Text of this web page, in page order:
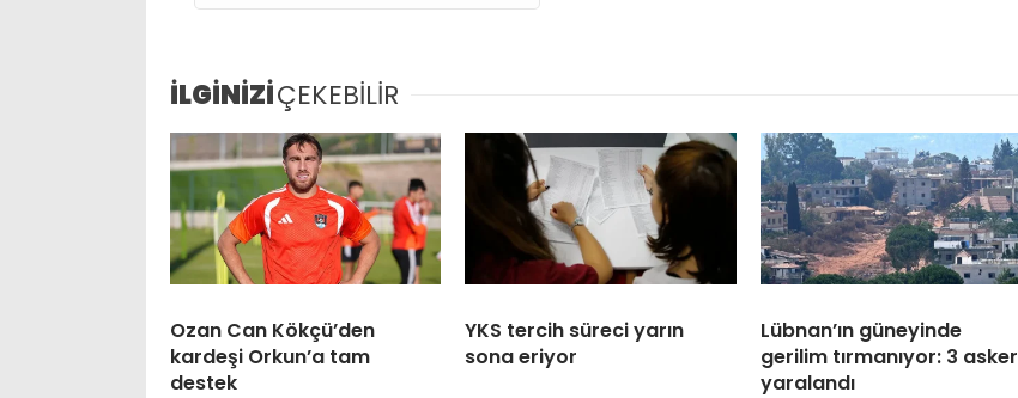
İLGİNİZİÇEKEBİLİR
Ozan Can Kökçü’den
kardeşi Orkun’a tam
destek
YKS tercih süreci yarın
sona eriyor
Lübnan’ın güneyinde
gerilim tırmanıyor: 3 asker
yaralandı